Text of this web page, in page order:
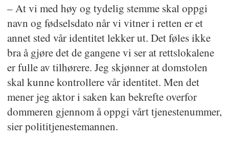
– At vi med høy og tydelig stemme skal oppgi
navn og fødselsdato når vi vitner i retten er et
annet sted vår identitet lekker ut. Det føles ikke
bra å gjøre det de gangene vi ser at rettslokalene
er fulle av tilhørere. Jeg skjønner at domstolen
skal kunne kontrollere vår identitet. Men det
mener jeg aktor i saken kan bekrefte overfor
dommeren gjennom å oppgi vårt tjenestenummer,
sier polititjenestemannen.